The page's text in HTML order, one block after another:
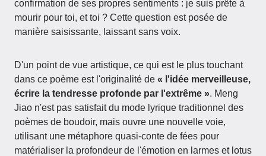
confirmation de ses propres sentiments : je suis prête à
mourir pour toi, et toi ? Cette question est posée de
manière saisissante, laissant sans voix.
D'un point de vue artistique, ce qui est le plus touchant
dans ce poème est l'originalité de « l'idée merveilleuse,
écrire la tendresse profonde par l'extrême ». Meng
Jiao n'est pas satisfait du mode lyrique traditionnel des
poèmes de boudoir, mais ouvre une nouvelle voie,
utilisant une métaphore quasi-conte de fées pour
matérialiser la profondeur de l'émotion en larmes et lotus